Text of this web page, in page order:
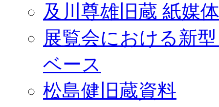
及川尊雄旧蔵 紙媒
展覧会における新
ベース
松島健旧蔵資料